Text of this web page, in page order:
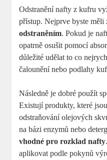
Odstranění nafty z kufru
přístup. Nejprve byste měli
odstraněním. Pokud je
opatrně osušit pomocí
důležité udělat to co
čalounění nebo podlahy
Následně je dobré použít
Existují produkty, které
odstraňování olejových
na bázi enzymů nebo
vhodné pro rozklad nafty
aplikovat podle pokynů